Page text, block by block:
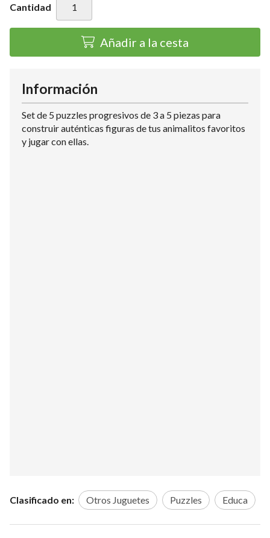
Cantidad
Añadir a la cesta
Información
Set de 5 puzzles progresivos de 3 a 5 piezas para
construir auténticas figuras de tus animalitos favoritos
y jugar con ellas.
Clasificado en: Otros Juguetes Puzzles Educa